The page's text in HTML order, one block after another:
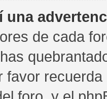
una
de cada
favor